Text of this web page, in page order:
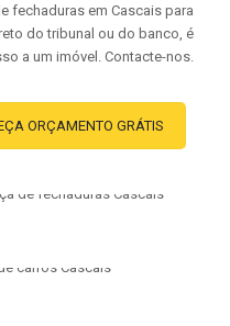
fechaduras em Cascais para
do tribunal ou do banco, é
a um imóvel. Contacte-nos.
ORÇAMENTO GRÁTIS